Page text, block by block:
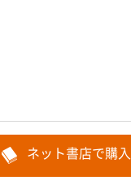
ネット書店で購入